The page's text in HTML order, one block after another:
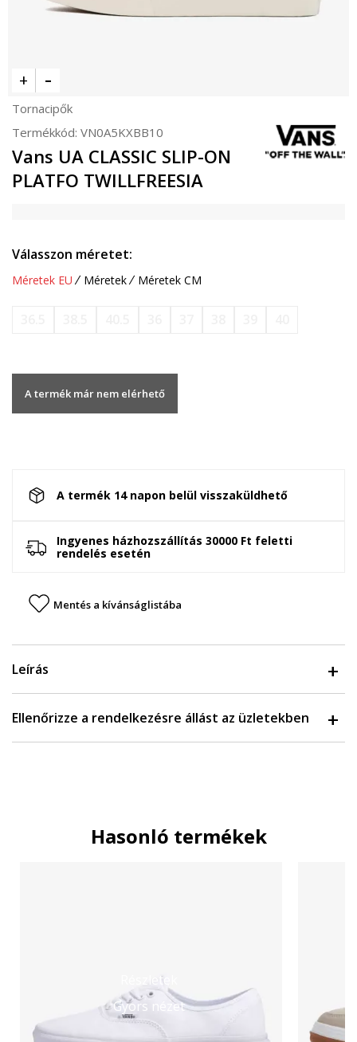
Tornacipők
Termékkód: VN0A5KXBB10
Vans UA CLASSIC SLIP-ON
PLATFO TWILLFREESIA
Válasszon méretet:
Méretek EU Méretek Méretek CM
A termék már nem elérhető
A termék 14 napon belül visszaküldhető
Ingyenes házhozszállítás 30000 Ft feletti
rendelés esetén
Mentés a kívánságlistába
Leírás
Ellenőrizze a rendelkezésre állást az üzletekben
Hasonló termékek
Részletek
Gyors nézet